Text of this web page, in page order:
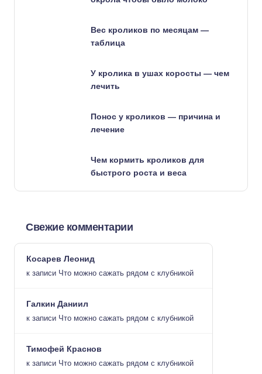
Вес кроликов по месяцам —
таблица
У кролика в ушах коросты — чем
лечить
Понос у кроликов — причина и
лечение
Чем кормить кроликов для
быстрого роста и веса
Свежие комментарии
Косарев Леонид
к записи Что можно сажать рядом с клубникой
Галкин Даниил
к записи Что можно сажать рядом с клубникой
Тимофей Краснов
к записи Что можно сажать рядом с клубникой